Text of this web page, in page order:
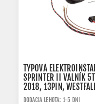
TYPOVÁ
SPRINTER II VALNÍK
2018, 13PIN,
DODACIA LEHOTA: 1-5 DNI